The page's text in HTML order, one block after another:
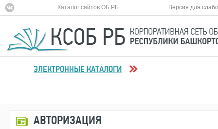
Каталог сайтов ОБ РБ Версия для
ЭЛЕКТРОННЫЕ КАТАЛОГИ
АВТОРИЗАЦИЯ